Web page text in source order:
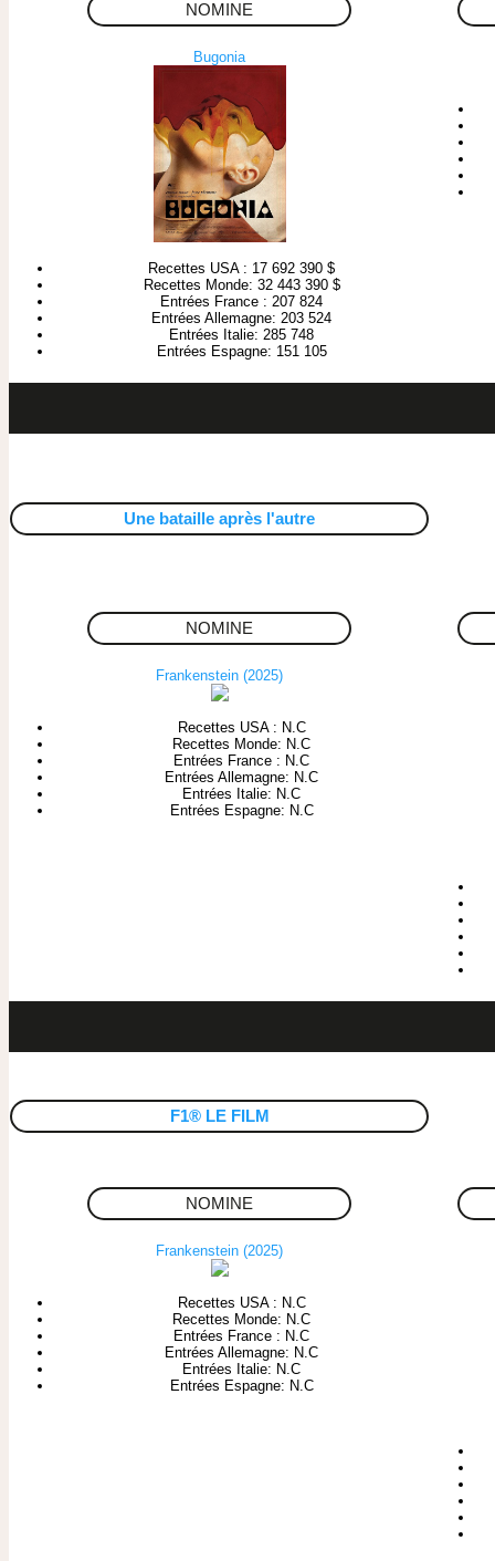
NOMINE
Bugonia
Recettes USA : 17 692 390 $
Recettes Monde: 32 443 390 $
Entrées France : 207 824
Entrées Allemagne: 203 524
Entrées Italie: 285 748
Entrées Espagne: 151 105
Une bataille après l'autre
NOMINE
Frankenstein (2025)
Recettes USA : N.C
Recettes Monde: N.C
Entrées France : N.C
Entrées Allemagne: N.C
Entrées Italie: N.C
Entrées Espagne: N.C
F1® LE FILM
NOMINE
Frankenstein (2025)
Recettes USA : N.C
Recettes Monde: N.C
Entrées France : N.C
Entrées Allemagne: N.C
Entrées Italie: N.C
Entrées Espagne: N.C